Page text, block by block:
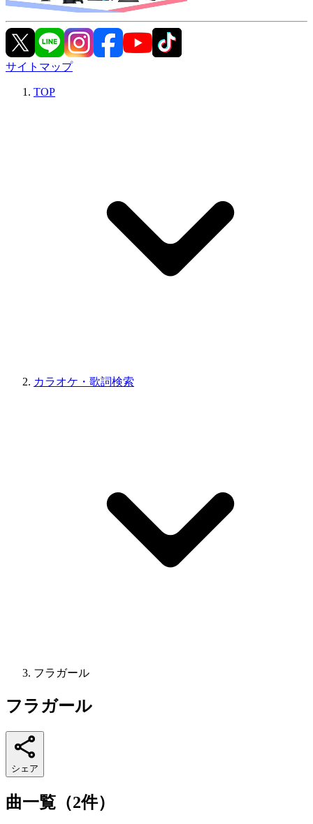
サイトマップ
TOP
カラオケ・歌詞検索
フラガール
フラガール
シェア
曲一覧（2件）